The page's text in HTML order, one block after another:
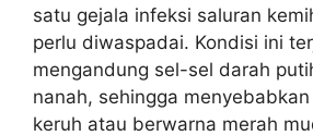
satu gejala infeksi saluran
perlu diwaspadai. Kondisi ini
mengandung sel-sel darah
nanah, sehingga
keruh atau berwarna merah